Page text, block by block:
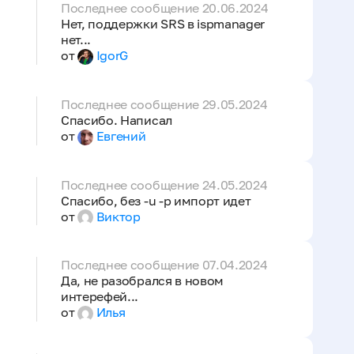
Последнее сообщение 20.06.2024
Нет, поддержки SRS в ispmanager
нет...
от
IgorG
Последнее сообщение 29.05.2024
Спасибо. Написал
от
Евгений
Последнее сообщение 24.05.2024
Спасибо, без -u -p импорт идет
от
Виктор
Последнее сообщение 07.04.2024
Да, не разобрался в новом
интерефей...
от
Илья